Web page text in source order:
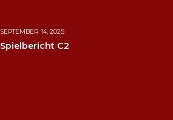
SEPTEMBER 14, 2025
Spielbericht C2